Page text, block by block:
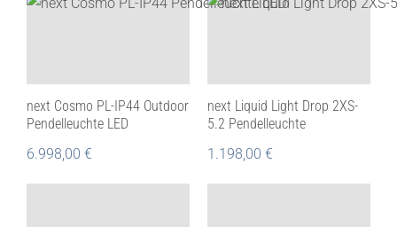
next Cosmo PL-IP44 Outdoor
Pendelleuchte LED
6.998,00 €
next Liquid Light Drop 2XS-
5.2 Pendelleuchte
1.198,00 €